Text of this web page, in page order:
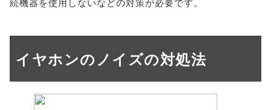
イヤホンのノイズの対処法